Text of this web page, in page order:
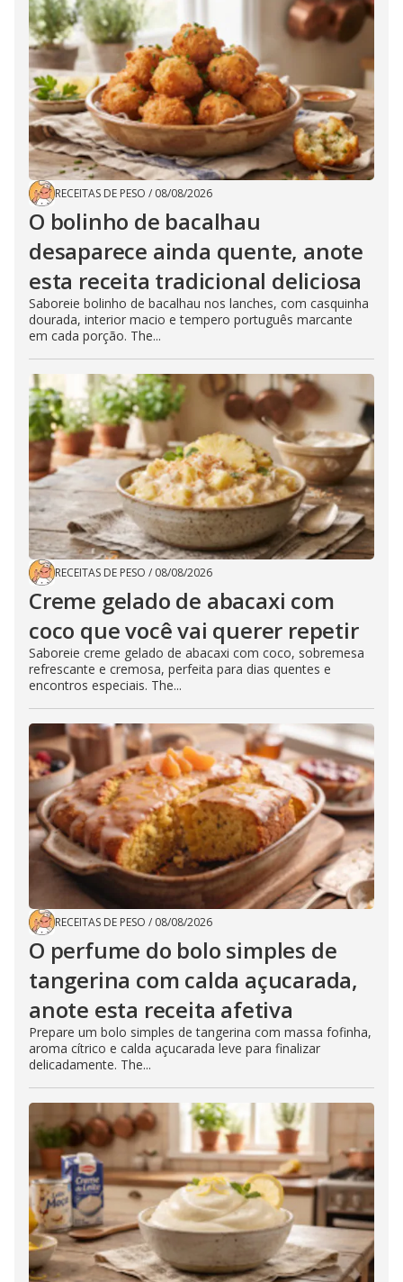
RECEITAS DE PESO / 08/08/2026
O bolinho de bacalhau
desaparece ainda quente, anote
esta receita tradicional deliciosa
Saboreie bolinho de bacalhau nos lanches, com casquinha
dourada, interior macio e tempero português marcante
em cada porção. The...
RECEITAS DE PESO / 08/08/2026
Creme gelado de abacaxi com
coco que você vai querer repetir
Saboreie creme gelado de abacaxi com coco, sobremesa
refrescante e cremosa, perfeita para dias quentes e
encontros especiais. The...
RECEITAS DE PESO / 08/08/2026
O perfume do bolo simples de
tangerina com calda açucarada,
anote esta receita afetiva
Prepare um bolo simples de tangerina com massa fofinha,
aroma cítrico e calda açucarada leve para finalizar
delicadamente. The...